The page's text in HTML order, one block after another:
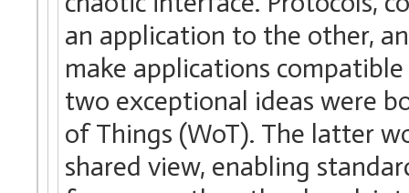
an application to the other,
make applications
two exceptional ideas were
of Things (WoT). The latter
shared view, enabling